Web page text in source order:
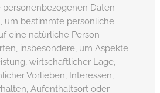
personenbezogenen Daten
um bestimmte persönliche
eine natürliche Person
insbesondere, um Aspekte
wirtschaftlicher Lage,
Vorlieben, Interessen,
Aufenthaltsort oder